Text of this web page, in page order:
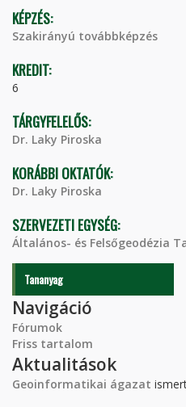
KÉPZÉS:
Szakirányú továbbképzés
KREDIT:
6
TÁRGYFELELŐS:
Dr. Laky Piroska
KORÁBBI OKTATÓK:
Dr. Laky Piroska
SZERVEZETI EGYSÉG:
Általános- és Felsőgeodézia
Tananyag
Navigáció
Fórumok
Friss tartalom
Aktualitások
Geoinformatikai ágazat